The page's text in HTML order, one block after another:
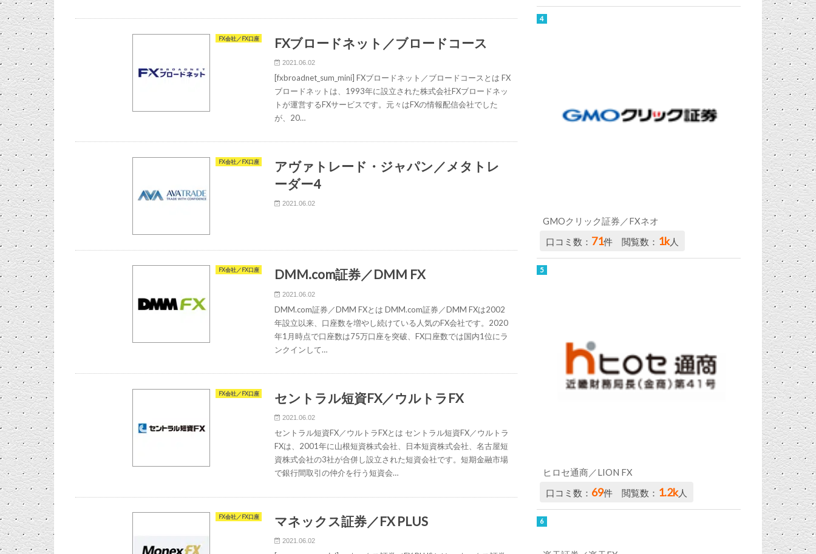
FX会社／FX口座 FXブロードネット／ブロードコース
2021.06.02
[fxbroadnet_sum_mini] FXブロードネット／ブロードコースとは FX
ブロードネットは、1993年に設立された株式会社FXブロードネッ
トが運営するFXサービスです。元々はFXの情報配信会社でした
が、20…
FX会社／FX口座
アヴァトレード・ジャパン／メタトレ
ーダー4
2021.06.02
FX会社／FX口座 DMM.com証券／DMM FX
2021.06.02
DMM.com証券／DMM FXとは DMM.com証券／DMM FXは2002
年設立以来、口座数を増やし続けている人気のFX会社です。2020
年1月時点で口座数は75万口座を突破、FX口座数では国内1位にラ
ンクインして…
FX会社／FX口座 セントラル短資FX／ウルトラFX
2021.06.02
セントラル短資FX／ウルトラFXとは セントラル短資FX／ウルトラ
FXは、2001年に山根短資株式会社、日本短資株式会社、名古屋短
資株式会社の3社が合併し設立された短資会社です。短期金融市場
で銀行間取引の仲介を行う短資会…
FX会社／FX口座 マネックス証券／FX PLUS
2021.06.02
GMOクリック証券／FXネオ
口コミ数： 71件 閲覧数： 1k人
ヒロセ通商／LION FX
口コミ数： 69件 閲覧数： 1.2k人